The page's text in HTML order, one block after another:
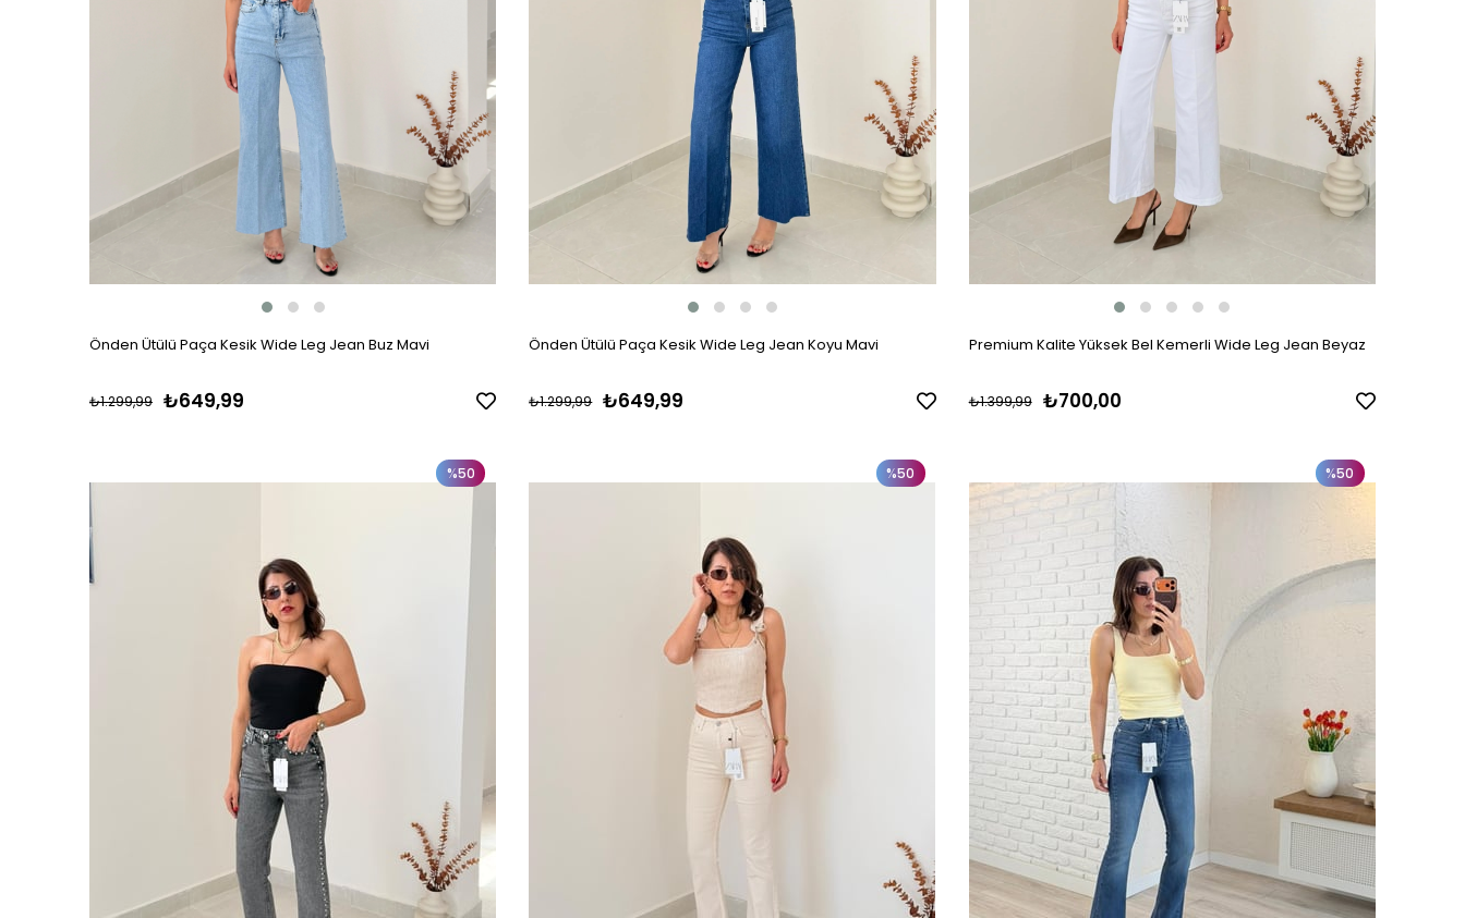
Önden Ütülü Paça Kesik Wide Leg Jean Buz Mavi
₺649,99
₺1.299,99
Önden Ütülü Paça Kesik Wide Leg Jean Koyu Mavi
₺649,99
₺1.299,99
Premium Kalite Yüksek Bel Kemerli Wide Leg Jean Beyaz
₺700,00
₺1.399,99
%50 %50 %50